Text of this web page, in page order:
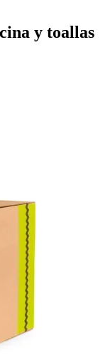
y toallas